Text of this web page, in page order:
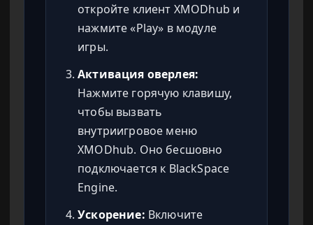
откройте клиент XMODhub и
нажмите «Play» в модуле
игры.
Активация оверлея:
Нажмите горячую клавишу,
чтобы вызвать
внутриигровое меню
XMODhub. Оно бесшовно
подключается к BlackSpace
Engine.
Ускорение: Включите